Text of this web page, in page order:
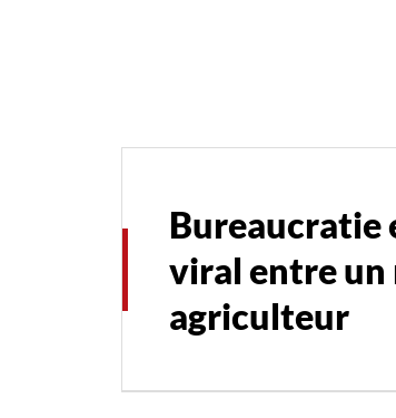
Bureaucratie
viral entre un
agriculteur